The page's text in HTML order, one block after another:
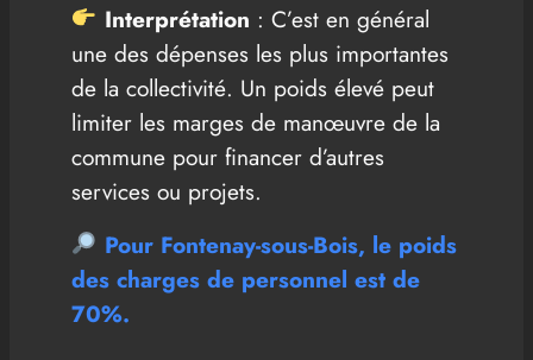
Interprétation : C’est en général
une des dépenses les plus importantes
de la collectivité. Un poids élevé peut
limiter les marges de manœuvre de la
commune pour financer d’autres
services ou projets.
Pour Fontenay-sous-Bois, le poids
des charges de personnel est de
70%.